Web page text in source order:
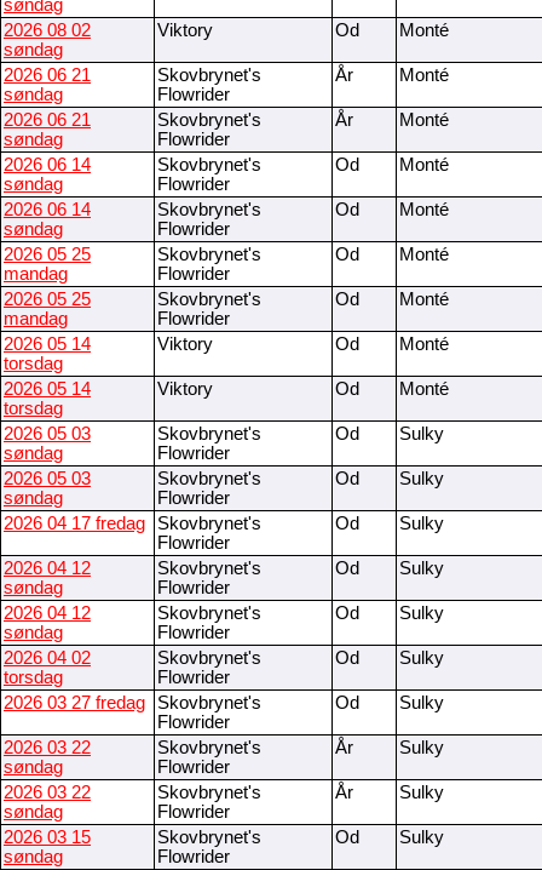
søndag
2026 08 02
søndag
Viktory Od Monté
2026 06 21
søndag
Skovbrynet's
Flowrider
År Monté
2026 06 21
søndag
Skovbrynet's
Flowrider
År Monté
2026 06 14
søndag
Skovbrynet's
Flowrider
Od Monté
2026 06 14
søndag
Skovbrynet's
Flowrider
Od Monté
2026 05 25
mandag
Skovbrynet's
Flowrider
Od Monté
2026 05 25
mandag
Skovbrynet's
Flowrider
Od Monté
2026 05 14
torsdag
Viktory Od Monté
2026 05 14
torsdag
Viktory Od Monté
2026 05 03
søndag
Skovbrynet's
Flowrider
Od Sulky
2026 05 03
søndag
Skovbrynet's
Flowrider
Od Sulky
2026 04 17 fredag
Skovbrynet's
Flowrider
Od Sulky
2026 04 12
søndag
Skovbrynet's
Flowrider
Od Sulky
2026 04 12
søndag
Skovbrynet's
Flowrider
Od Sulky
2026 04 02
torsdag
Skovbrynet's
Flowrider
Od Sulky
2026 03 27 fredag
Skovbrynet's
Flowrider
Od Sulky
2026 03 22
søndag
Skovbrynet's
Flowrider
År Sulky
2026 03 22
søndag
Skovbrynet's
Flowrider
År Sulky
2026 03 15
søndag
Skovbrynet's
Flowrider
Od Sulky